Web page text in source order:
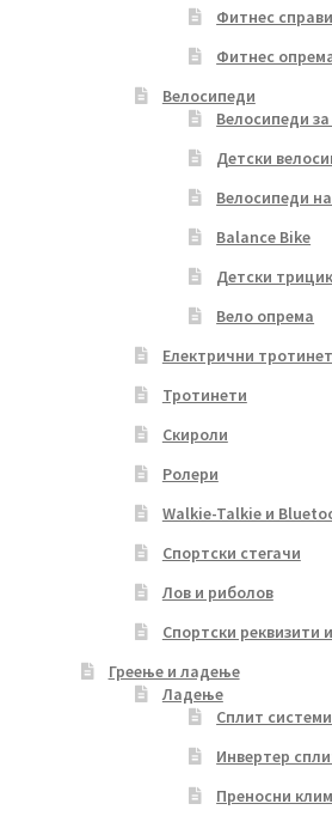
Фитнес справи
Фитнес
Велосипеди
Велосипеди
Детски
Велосипеди
Balance Bike
Детски
Вело опрема
Електрични
Тротинети
Скироли
Ролери
Walkie-Talkie и
Спортски стегачи
Лов и риболов
Спортски реквизити
Греење и ладење
Ладење
Сплит системи
Инвертер
Преносни